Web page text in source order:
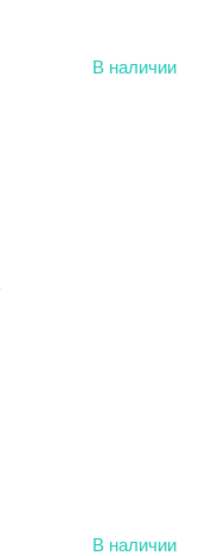
В наличии
В наличии